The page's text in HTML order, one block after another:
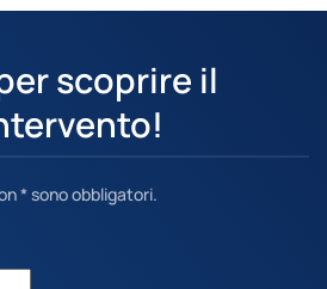
scoprire il
* sono obbligatori.